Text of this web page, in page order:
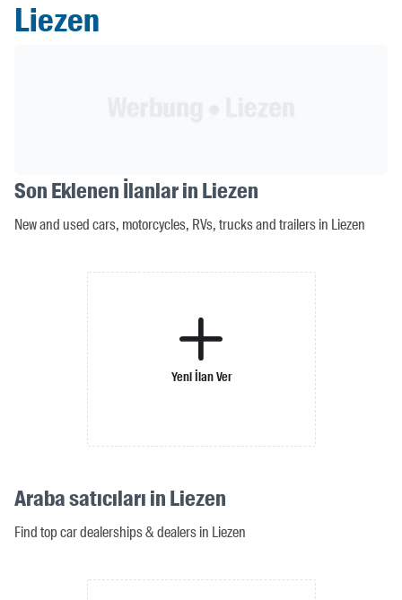
Liezen
Son Eklenen İlanlar in Liezen
New and used cars, motorcycles, RVs, trucks and trailers in Liezen
Yeni İlan Ver
Araba satıcıları in Liezen
Find top car dealerships & dealers in Liezen